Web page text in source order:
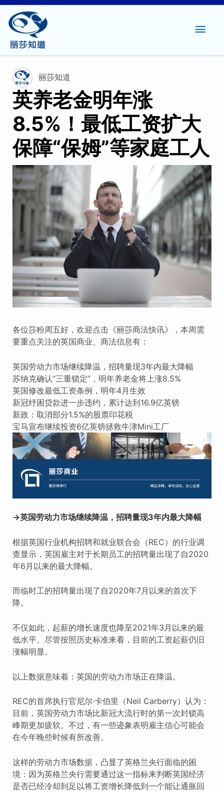
主
菜
丽莎知道
英养老金明年涨
8.5%！最低工资扩大
保障“保姆”等家庭工人
各位莎粉周五好，欢迎点击《丽莎商法快讯》，本周需
要重点关注的英国商业、商法信息有：
英国劳动力市场继续降温，招聘量现3年内最大降幅
苏纳克确认“三重锁定”，明年养老金将上涨8.5%
英国修改最低工资条例，明年4月生效
新冠纾困贷款进一步违约，累计达到16.9亿英镑
新政：取消部分1.5%的股票印花税
宝马宣布继续投资6亿英镑拯救牛津Mini工厂
→英国劳动力市场继续降温，招聘量现3年内最大降幅
根据英国行业机构招聘和就业联合会（REC）的行业调
查显示，英国雇主对于长期员工的招聘量出现了自2020
年6月以来的最大降幅。
而临时工的招聘量出现了自2020年7月以来的首次下
降。
不仅如此，起薪的增长速度也降至2021年3月以来的最
低水平。尽管按照历史标准来看，目前的工资起薪仍旧
涨幅明显。
以上数据意味着：英国的劳动力市场正在降温。
REC的首席执行官尼尔·卡伯里（Neil Carberry）认为：
目前，英国劳动力市场比新冠大流行时的第一次封锁高
峰期更加疲软。不过，有一些迹象表明雇主信心可能会
在今年晚些时候有所改善。
这样的劳动力市场数据，凸显了英格兰央行面临的困
境：因为英格兰央行需要通过这一指标来判断英国经济
是否已经冷却到足以将工资增长降低到一个能让通胀回